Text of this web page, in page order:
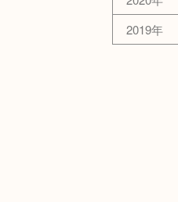
2019年